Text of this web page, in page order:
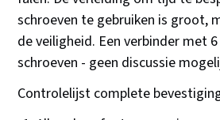
schroeven te gebruiken is groot,
de veiligheid. Een verbinder met
schroeven - geen discussie
Controlelijst complete